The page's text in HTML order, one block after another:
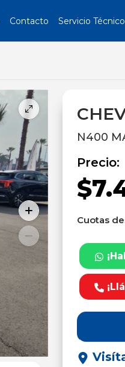
Contacto Servicio Técnico
N400
Precio:
Cuotas